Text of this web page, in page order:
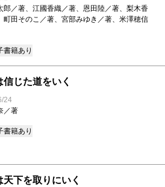
郎／著、江國香織／著、恩田陸／著、梨木香
町田そのこ／著、宮部みゆき／著、米澤穂信
書籍あり
信じた道をいく
24
／著
書籍あり
天下を取りにいく